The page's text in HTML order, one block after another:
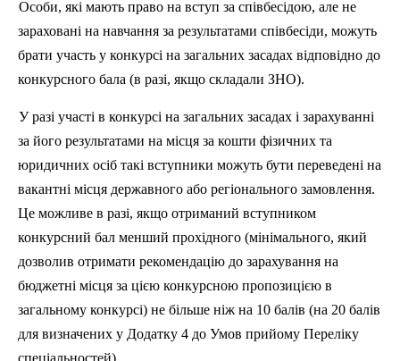
Особи, які мають право на вступ за співбесідою, але не
зараховані на навчання за результатами співбесіди, можуть
брати участь у конкурсі на загальних засадах відповідно до
конкурсного бала (в разі, якщо складали ЗНО).
У разі участі в конкурсі на загальних засадах і зарахуванні
за його результатами на місця за кошти фізичних та
юридичних осіб такі вступники можуть бути переведені на
вакантні місця державного або регіонального замовлення.
Це можливе в разі, якщо отриманий вступником
конкурсний бал менший прохідного (мінімального, який
дозволив отримати рекомендацію до зарахування на
бюджетні місця за цією конкурсною пропозицією в
загальному конкурсі) не більше ніж на 10 балів (на 20 балів
для визначених у Додатку 4 до Умов прийому Переліку
спеціальностей).